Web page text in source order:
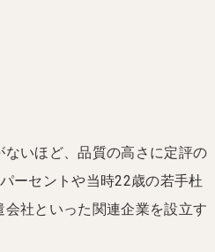
いほど、品質の高さに定評の
ーセントや当時22歳の若手杜
社といった関連企業を設立す